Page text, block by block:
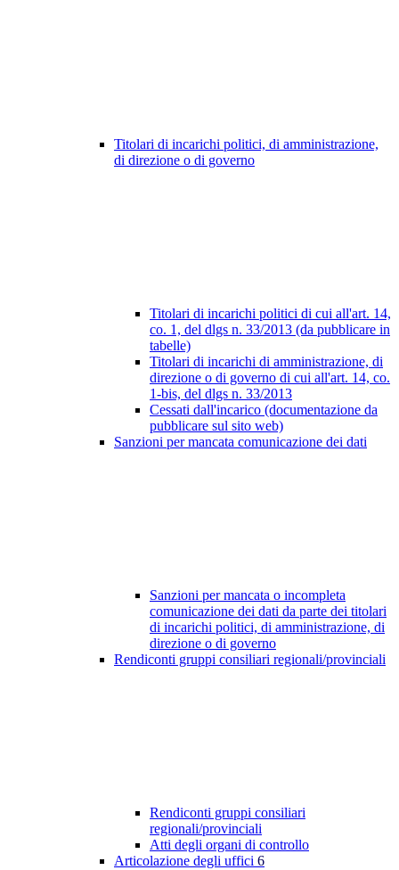
Titolari di incarichi politici, di amministrazione,
di direzione o di governo
Titolari di incarichi politici di cui all'art. 14,
co. 1, del dlgs n. 33/2013 (da pubblicare in
tabelle)
Titolari di incarichi di amministrazione, di
direzione o di governo di cui all'art. 14, co.
1-bis, del dlgs n. 33/2013
Cessati dall'incarico (documentazione da
pubblicare sul sito web)
Sanzioni per mancata comunicazione dei dati
Sanzioni per mancata o incompleta
comunicazione dei dati da parte dei titolari
di incarichi politici, di amministrazione, di
direzione o di governo
Rendiconti gruppi consiliari regionali/provinciali
Rendiconti gruppi consiliari
regionali/provinciali
Atti degli organi di controllo
Articolazione degli uffici 6